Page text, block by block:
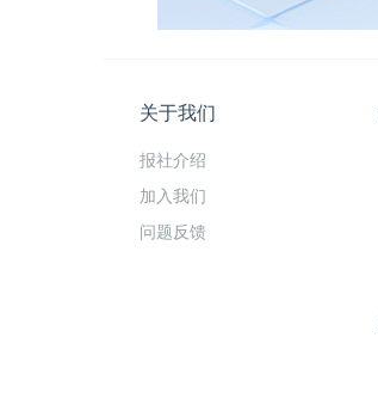
关于我们
报社介绍
加入我们
问题反馈